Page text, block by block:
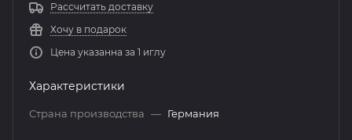
Рассчитать доставку
Хочу в подарок
Цена указанна за 1 иглу
Характеристики
Страна производства — Германия